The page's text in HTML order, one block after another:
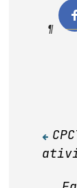
de